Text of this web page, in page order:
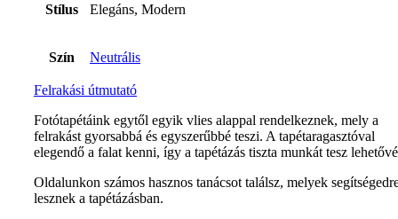
Stílus Elegáns, Modern
Szín Neutrális
Felrakási útmutató
Fotótapétáink egytől egyik vlies alappal rendelkeznek, mely a
felrakást gyorsabbá és egyszerűbbé teszi. A tapétaragasztóval
elegendő a falat kenni, így a tapétázás tiszta munkát tesz
Oldalunkon számos hasznos tanácsot találsz, melyek
lesznek a tapétázásban.